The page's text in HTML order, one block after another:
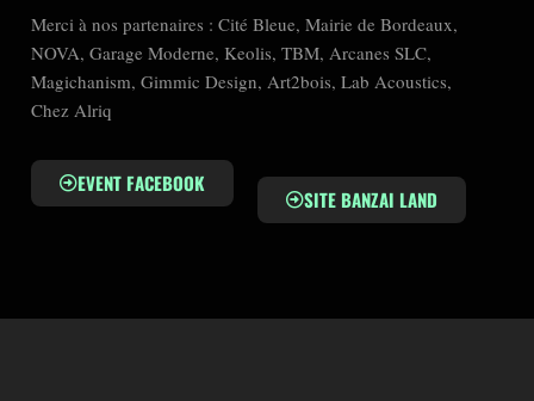
Merci à nos partenaires : Cité Bleue, Mairie de Bordeaux,
NOVA, Garage Moderne, Keolis, TBM, Arcanes SLC,
Magichanism, Gimmic Design, Art2bois, Lab Acoustics,
Chez Alriq
EVENT FACEBOOK
SITE BANZAI LAND